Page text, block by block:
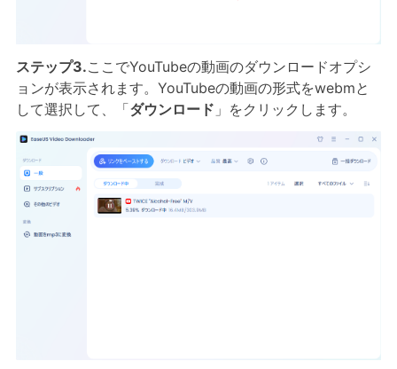
ステップ3.ここでYouTubeの動画のダウンロードオプシ
ョンが表示されます。YouTubeの動画の形式をwebmと
して選択して、「ダウンロード 」をクリックします。